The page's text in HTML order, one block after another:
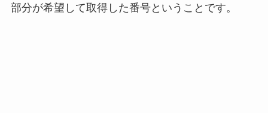
部分が希望して取得した番号ということです。